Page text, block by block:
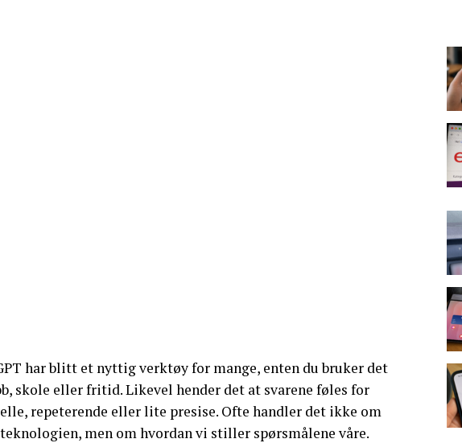
har blitt et nyttig verktøy for mange, enten du bruker det
skole eller fritid. Likevel hender det at svarene føles for
repeterende eller lite presise. Ofte handler det ikke om
men om hvordan vi stiller spørsmålene våre.